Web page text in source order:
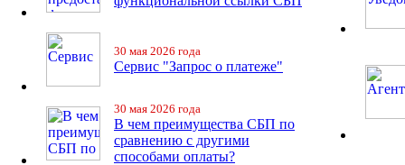
30 мая 2026 года
Сервис "Запрос о платеже"
30 мая 2026 года
В чем преимущества СБП по
сравнению с другими
способами оплаты?